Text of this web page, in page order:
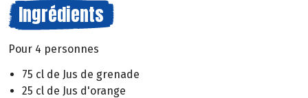
Ingrédients
Pour 4 personnes
75 cl de Jus de grenade
25 cl de Jus d'orange